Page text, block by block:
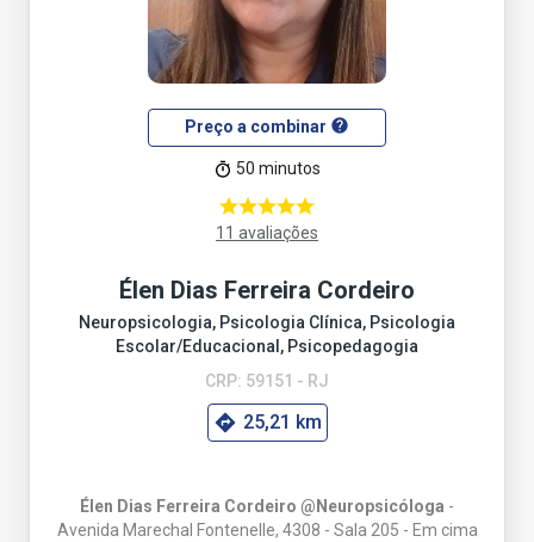
Preço a combinar help
50 minutos
11 avaliações
Élen Dias Ferreira Cordeiro
Neuropsicologia, Psicologia Clínica, Psicologia
Escolar/Educacional, Psicopedagogia
CRP: 59151 - RJ
25,21 km
Élen Dias Ferreira Cordeiro @Neuropsicóloga -
Avenida Marechal Fontenelle, 4308 - Sala 205 - Em cima